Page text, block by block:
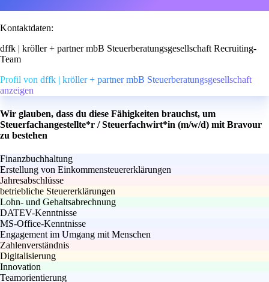
Kontaktdaten:
dffk | kröller + partner mbB Steuerberatungsgesellschaft Recruiting-
Team
Profil von dffk | kröller + partner mbB Steuerberatungsgesellschaft
anzeigen
Wir glauben, dass du diese Fähigkeiten brauchst, um
Steuerfachangestellte*r / Steuerfachwirt*in (m/w/d) mit Bravour
zu bestehen
Finanzbuchhaltung
Erstellung von Einkommensteuererklärungen
Jahresabschlüsse
betriebliche Steuererklärungen
Lohn- und Gehaltsabrechnung
DATEV-Kenntnisse
MS-Office-Kenntnisse
Engagement im Umgang mit Menschen
Zahlenverständnis
Digitalisierung
Innovation
Teamorientierung